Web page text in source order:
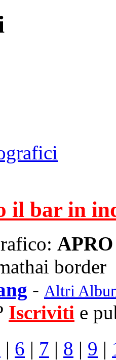
il bar in
border
- Altri
Iscriviti e
| 6 | 7 | 8 | 9 |